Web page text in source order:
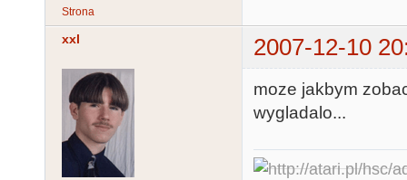
Strona
xxl 2007-12-10
moze jakbym
wygladalo...